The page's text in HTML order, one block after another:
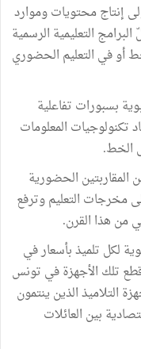
إنتاج محتويات وموارد
التعليمية الرسمية
أو في التعليم الحضوري
بسبورات تفاعلية
تكنولوجيات المعلومات
الخط.
المقاربتين الحضورية
مخرجات التعليم وترفع
من هذا القرن.
لكل تلميذ بأسعار في
تلك الأجهزة في تونس
التلاميذ الذين ينتمون
بين العائلات